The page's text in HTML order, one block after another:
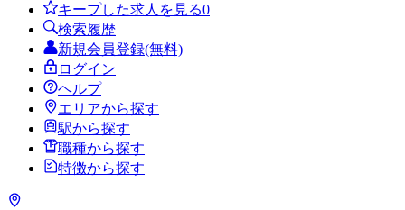
キープした求人を見る0
検索履歴
新規会員登録(無料)
ログイン
ヘルプ
エリアから探す
駅から探す
職種から探す
特徴から探す